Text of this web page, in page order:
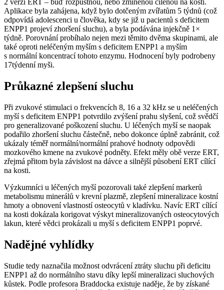
2 verzí ERT –⁠ buď rozpustnou, nebo zmíněnou cílenou na kosti.
Aplikace byla zahájena, když bylo dotčeným zvířatům 5 týdnů (což
odpovídá adolescenci u člověka, kdy se již u pacientů s deficitem
ENPP1 projeví zhoršení sluchu), a byla podávána injekčně 1×
týdně. Porovnání probíhalo nejen mezi těmito dvěma skupinami, ale
také oproti neléčeným myším s deficitem ENPP1 a myším
s normální koncentrací tohoto enzymu. Hodnocení byly podrobeny
17týdenní myši.
Průkazné zlepšení sluchu
Při zvukové stimulaci o frekvencích 8, 16 a 32 kHz se u neléčených
myší s deficitem ENPP1 potvrdilo zvýšení prahu slyšení, což svědčí
pro generalizované poškození sluchu. U léčených myší se naopak
podařilo zhoršení sluchu částečně, nebo dokonce úplně zabránit, což
ukázaly téměř normální/normální prahové hodnoty odpovědi
mozkového kmene na zvukové podněty. Efekt měly obě verze ERT,
zřejmá přitom byla závislost na dávce a silnější působení ERT cílící
na kosti.
Výzkumníci u léčených myší pozorovali také zlepšení markerů
metabolismu minerálů v krevní plazmě, zlepšení mineralizace kostní
hmoty a obnovení vlastností osteocytů v kladívku. Navíc ERT cílící
na kosti dokázala korigovat výskyt mineralizovaných osteocytových
lakun, které vědci prokázali u myší s deficitem ENPP1 poprvé.
Nadějné vyhlídky
Studie tedy naznačila možnost odvrácení ztráty sluchu při deficitu
ENPP1 až do normálního stavu díky lepší mineralizaci sluchových
kůstek. Podle profesora Braddocka existuje naděje, že by získané